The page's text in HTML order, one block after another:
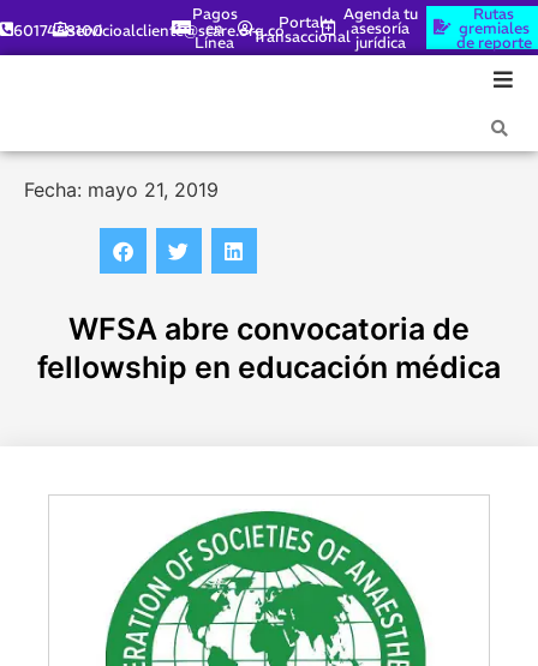
6017448100servicioalcliente@scare.org.co
Pagos
en
Línea
Portal
Transaccional
Agenda tu
asesoría
jurídica
Rutas
gremiales
de reporte
Fecha: mayo 21, 2019
WFSA abre convocatoria de
fellowship en educación médica